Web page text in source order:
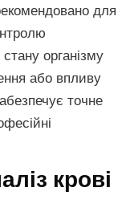
для
організму
або впливу
точне
крові